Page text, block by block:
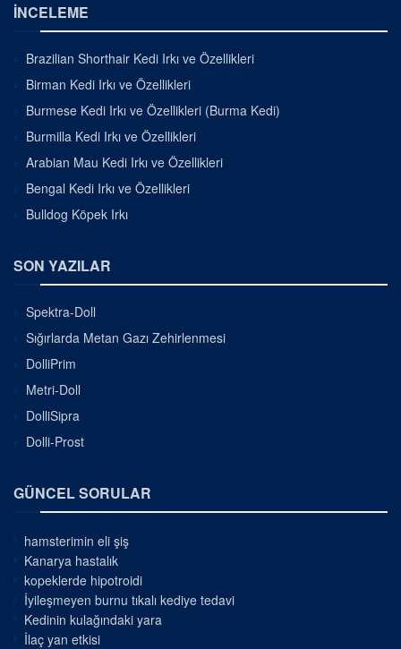
İNCELEME
Brazilian Shorthair Kedi Irkı ve Özellikleri
Birman Kedi Irkı ve Özellikleri
Burmese Kedi Irkı ve Özellikleri (Burma Kedi)
Burmilla Kedi Irkı ve Özellikleri
Arabian Mau Kedi Irkı ve Özellikleri
Bengal Kedi Irkı ve Özellikleri
Bulldog Köpek Irkı
SON YAZILAR
Spektra-Doll
Sığırlarda Metan Gazı Zehirlenmesi
DolliPrim
Metri-Doll
DolliSipra
Dolli-Prost
GÜNCEL SORULAR
hamsterimin eli şiş
Kanarya hastalık
kopeklerde hipotroidi
İyileşmeyen burnu tıkalı kediye tedavi
Kedinin kulağındaki yara
İlaç yan etkisi